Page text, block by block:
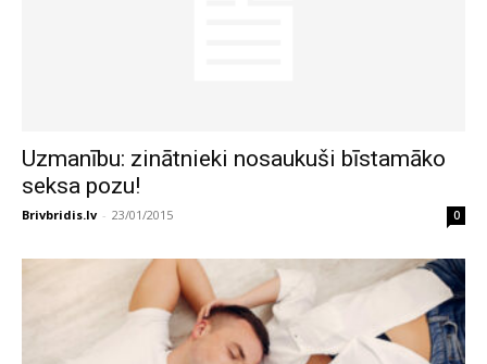
Uzmanību: zinātnieki nosaukuši bīstamāko
seksa pozu!
Brivbridis.lv - 23/01/2015 0